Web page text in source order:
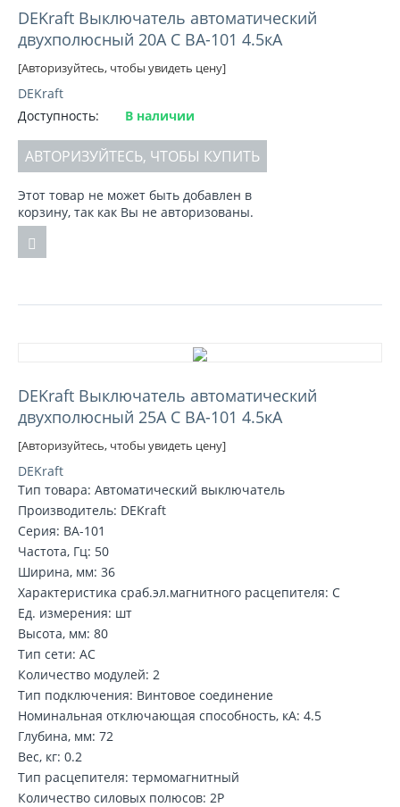
DEKraft Выключатель автоматический
двухполюсный 20А С ВА-101 4.5кА
[Авторизуйтесь, чтобы увидеть цену]
DEKraft
Доступность:
В наличии
АВТОРИЗУЙТЕСЬ, ЧТОБЫ КУПИТЬ
Этот товар не может быть добавлен в
корзину, так как Вы не авторизованы.
DEKraft Выключатель автоматический
двухполюсный 25А С ВА-101 4.5кА
[Авторизуйтесь, чтобы увидеть цену]
DEKraft
Тип товара: Автоматический выключатель
Производитель: DEKraft
Серия: ВА-101
Частота, Гц: 50
Ширина, мм: 36
Характеристика сраб.эл.магнитного расцепителя: C
Ед. измерения: шт
Высота, мм: 80
Тип сети: AC
Количество модулей: 2
Тип подключения: Винтовое соединение
Номинальная отключающая способность, кA: 4.5
Глубина, мм: 72
Вес, кг: 0.2
Тип расцепителя: термомагнитный
Количество силовых полюсов: 2P